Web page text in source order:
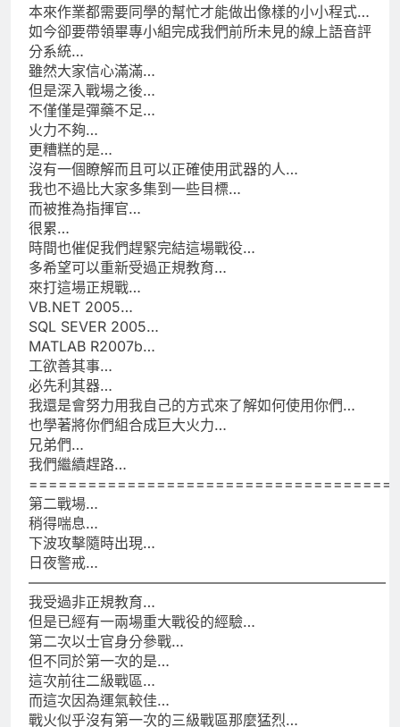
本來作業都需要同學的幫忙才能做出像樣的小小程式…
如今卻要帶領畢專小組完成我們前所未見的線上語音評
分系統…
雖然大家信心滿滿…
但是深入戰場之後…
不僅僅是彈藥不足…
火力不夠…
更糟糕的是…
沒有一個瞭解而且可以正確使用武器的人…
我也不過比大家多集到一些目標…
而被推為指揮官…
很累…
時間也催促我們趕緊完結這場戰役…
多希望可以重新受過正規教育…
來打這場正規戰…
VB.NET 2005…
SQL SEVER 2005…
MATLAB R2007b…
工欲善其事…
必先利其器…
我還是會努力用我自己的方式來了解如何使用你們…
也學著將你們組合成巨大火力…
兄弟們…
我們繼續趕路…
第二戰場…
稍得喘息…
下波攻擊隨時出現…
日夜警戒…
—————————————————————————
我受過非正規教育…
但是已經有一兩場重大戰役的經驗…
第二次以士官身分參戰…
但不同於第一次的是…
這次前往二級戰區…
而這次因為運氣較佳…
戰火似乎沒有第一次的三級戰區那麼猛烈…